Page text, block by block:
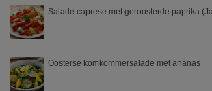
Salade caprese met geroosterde paprika
Oosterse komkommersalade met ananas